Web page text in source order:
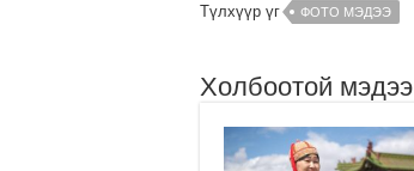
Түлхүүр үг ФОТО МЭДЭЭ
Холбоотой мэдээ